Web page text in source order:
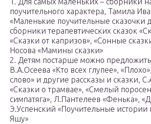
поучительного характера, Тамила
«Маленькие поучительные сказочки
сборники терапевтических сказок
«Сказки от капризов», «Сонные
Носова «Мамины сказки»
2. Детям постарше можно
В.А.Осеева «Кто всех глупее»,
слово» и другие рассказы и сказки,
«Сказки о трамвае», «Смелый
симпатяга», Л.Пантелеев «Фенька»,
Э.Успенский «Поучительные истории
Яшу»